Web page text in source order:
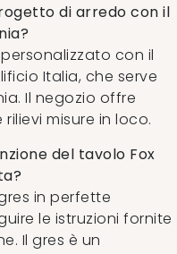
di arredo con il
con il
Italia, che serve
Il negozio offre
misure in loco.
del tavolo Fox
in perfette
le istruzioni fornite
Il gres è un